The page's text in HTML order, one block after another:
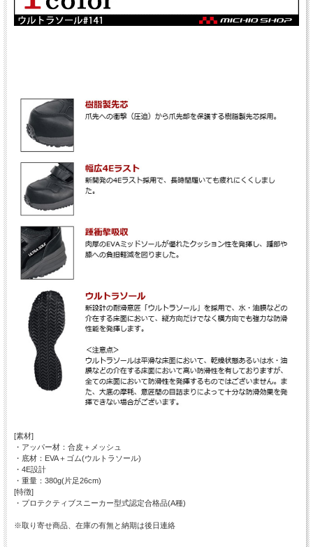
[素材]
・アッパー材：合皮＋メッシュ
・底材：EVA＋ゴム(ウルトラソール)
・4E設計
・重量：380g(片足26cm)
[特徴]
・プロテクティブスニーカー型式認定合格品(A種)
※取り寄せ商品、在庫の有無と納期は後日連絡